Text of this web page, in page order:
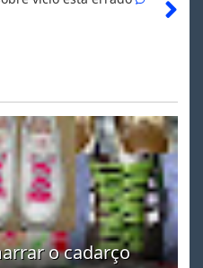
o cadarço